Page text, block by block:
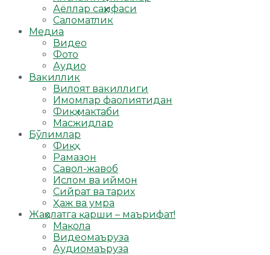
Аёллар саҳифаси
Саломатлик
Медиа
Видео
Фото
Аудио
Вакиллик
Вилоят вакиллиги
Имомлар фаолиятидан
Фиқҳ мактаби
Масжидлар
Бўлимлар
Фиқҳ
Рамазон
Савол-жавоб
Ислом ва иймон
Сийрат ва тарих
Ҳаж ва умра
Жаҳолатга қарши – маърифат!
Мақола
Видеомаъруза
Аудиомаъруза